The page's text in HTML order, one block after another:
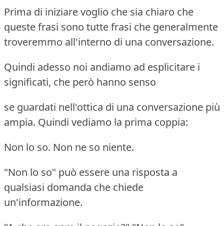
Prima di iniziare voglio che sia chiaro che
queste frasi sono tutte frasi che generalmente
troveremmo all'interno di una conversazione.
Quindi adesso noi andiamo ad esplicitare i
significati, che però hanno senso
se guardati nell'ottica di una conversazione più
ampia. Quindi vediamo la prima coppia:
Non lo so. Non ne so niente.
"Non lo so" può essere una risposta a
qualsiasi domanda che chiede
un'informazione.